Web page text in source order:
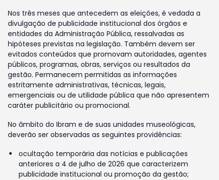
Nos três meses que antecedem as eleições, é vedada a
divulgação de publicidade institucional dos órgãos e
entidades da Administração Pública, ressalvadas as
hipóteses previstas na legislação. Também devem ser
evitados conteúdos que promovam autoridades, agentes
públicos, programas, obras, serviços ou resultados da
gestão. Permanecem permitidas as informações
estritamente administrativas, técnicas, legais,
emergenciais ou de utilidade pública que não apresentem
caráter publicitário ou promocional.
No âmbito do Ibram e de suas unidades museológicas,
deverão ser observadas as seguintes providências:
ocultação temporária das notícias e publicações
anteriores a 4 de julho de 2026 que caracterizem
publicidade institucional ou promoção da gestão;